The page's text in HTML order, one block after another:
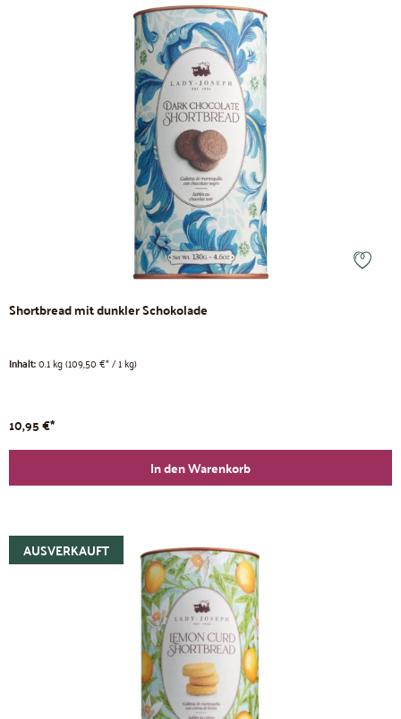
Shortbread mit dunkler Schokolade
Inhalt:0.1 kg(109,50 €* / 1 kg)
10,95 €*
In den Warenkorb
AUSVERKAUFT